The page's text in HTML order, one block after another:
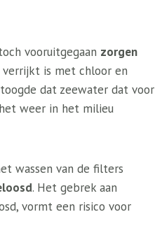
vooruitgegaan zorgen
is met chloor en
dat zeewater dat voor
weer in het milieu
wassen van de filters
. Het gebrek aan
vormt een risico voor